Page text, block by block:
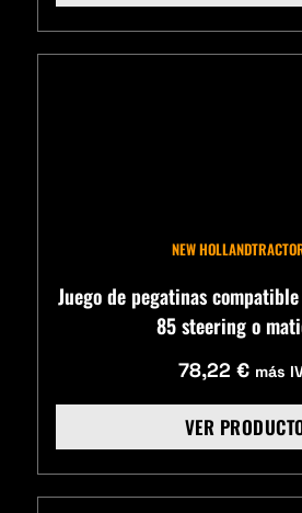
NEW HOLLAND
Juego de pegatinas
85 steering o
78,22 € más
VER